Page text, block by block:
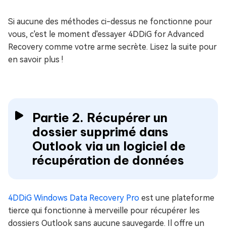
Si aucune des méthodes ci-dessus ne fonctionne pour
vous, c'est le moment d'essayer 4DDiG for Advanced
Recovery comme votre arme secrète. Lisez la suite pour
en savoir plus !
Partie 2. Récupérer un
dossier supprimé dans
Outlook via un logiciel de
récupération de données
4DDiG Windows Data Recovery Pro est une plateforme
tierce qui fonctionne à merveille pour récupérer les
dossiers Outlook sans aucune sauvegarde. Il offre un